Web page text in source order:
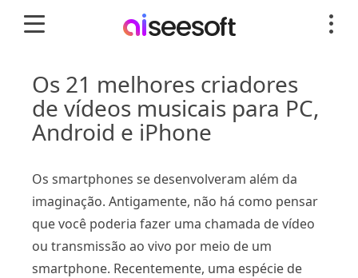
Os 21 melhores criadores
de vídeos musicais para PC,
Android e iPhone
Os smartphones se desenvolveram além da
imaginação. Antigamente, não há como pensar
que você poderia fazer uma chamada de vídeo
ou transmissão ao vivo por meio de um
smartphone. Recentemente, uma espécie de